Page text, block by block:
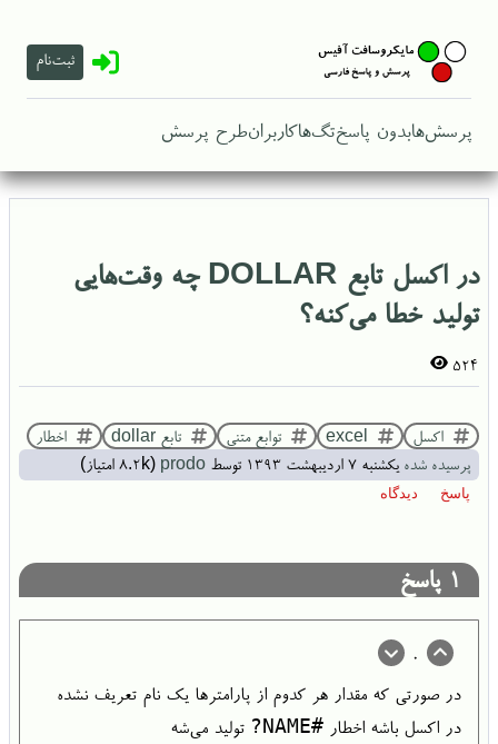
ثبت‌نام
پرسش‌هابدون پاسختگ‌هاکاربرانطرح پرسش
در اکسل تابع DOLLAR چه وقت‌هایی
تولید خطا می‌کنه؟
524
اکسل excel توابع متنی تابع dollar
اخطار
پرسیده شده یکشنبه ۷ اردیبهشت ۱۳۹۳ توسط prodo
(
8.2k امتیاز)
1 پاسخ
0
در صورتی که مقدار هر کدوم از پارامترها یک نام تعریف نشده
در اکسل باشه اخطار #NAME? تولید می‌شه